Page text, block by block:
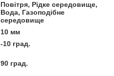
Повітря, Рідке середовище,
Вода, Газоподібне
середовище
10 мм
-10 град.
90 град.